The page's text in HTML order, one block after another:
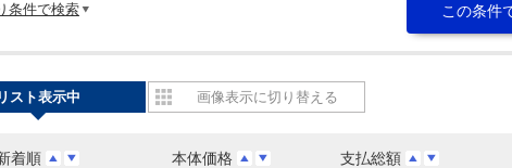
条件で検索
着順 本体価格 支払総額
リスト表示中 画像表示に切り替える